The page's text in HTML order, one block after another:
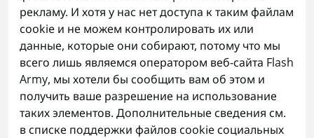
рекламу. И хотя у нас нет доступа к таким файлам
cookie и не можем контролировать их или
данные, которые они собирают, потому что мы
всего лишь являемся оператором веб-сайта Flash
Army, мы хотели бы сообщить вам об этом и
получить ваше разрешение на использование
таких элементов. Дополнительные сведения см.
в списке поддержки файлов cookie социальных